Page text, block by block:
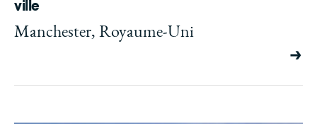
ville
Manchester, Royaume-Uni